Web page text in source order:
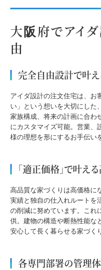
大阪府でアイ
由
完全自由設計で叶
アイダ設計の注文住宅は、お
い」という想いを大切にした
家族構成、将来の計画に合わ
にカスタマイズ可能。営業、
様の理想を形にするお手伝い
「適正価格」で叶え
高品質な家づくりは高価格に
実績と独自の仕入れルートを
の削減に努めています。これ
供。建物の構造や断熱性能な
安心して長く暮らせる家づく
各専門部署の管理